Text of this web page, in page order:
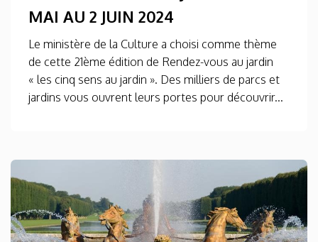
MAI AU 2 JUIN 2024
Le ministère de la Culture a choisi comme thème
de cette 21ème édition de Rendez-vous au jardin
« les cinq sens au jardin ». Des milliers de parcs et
jardins vous ouvrent leurs portes pour découvrir...